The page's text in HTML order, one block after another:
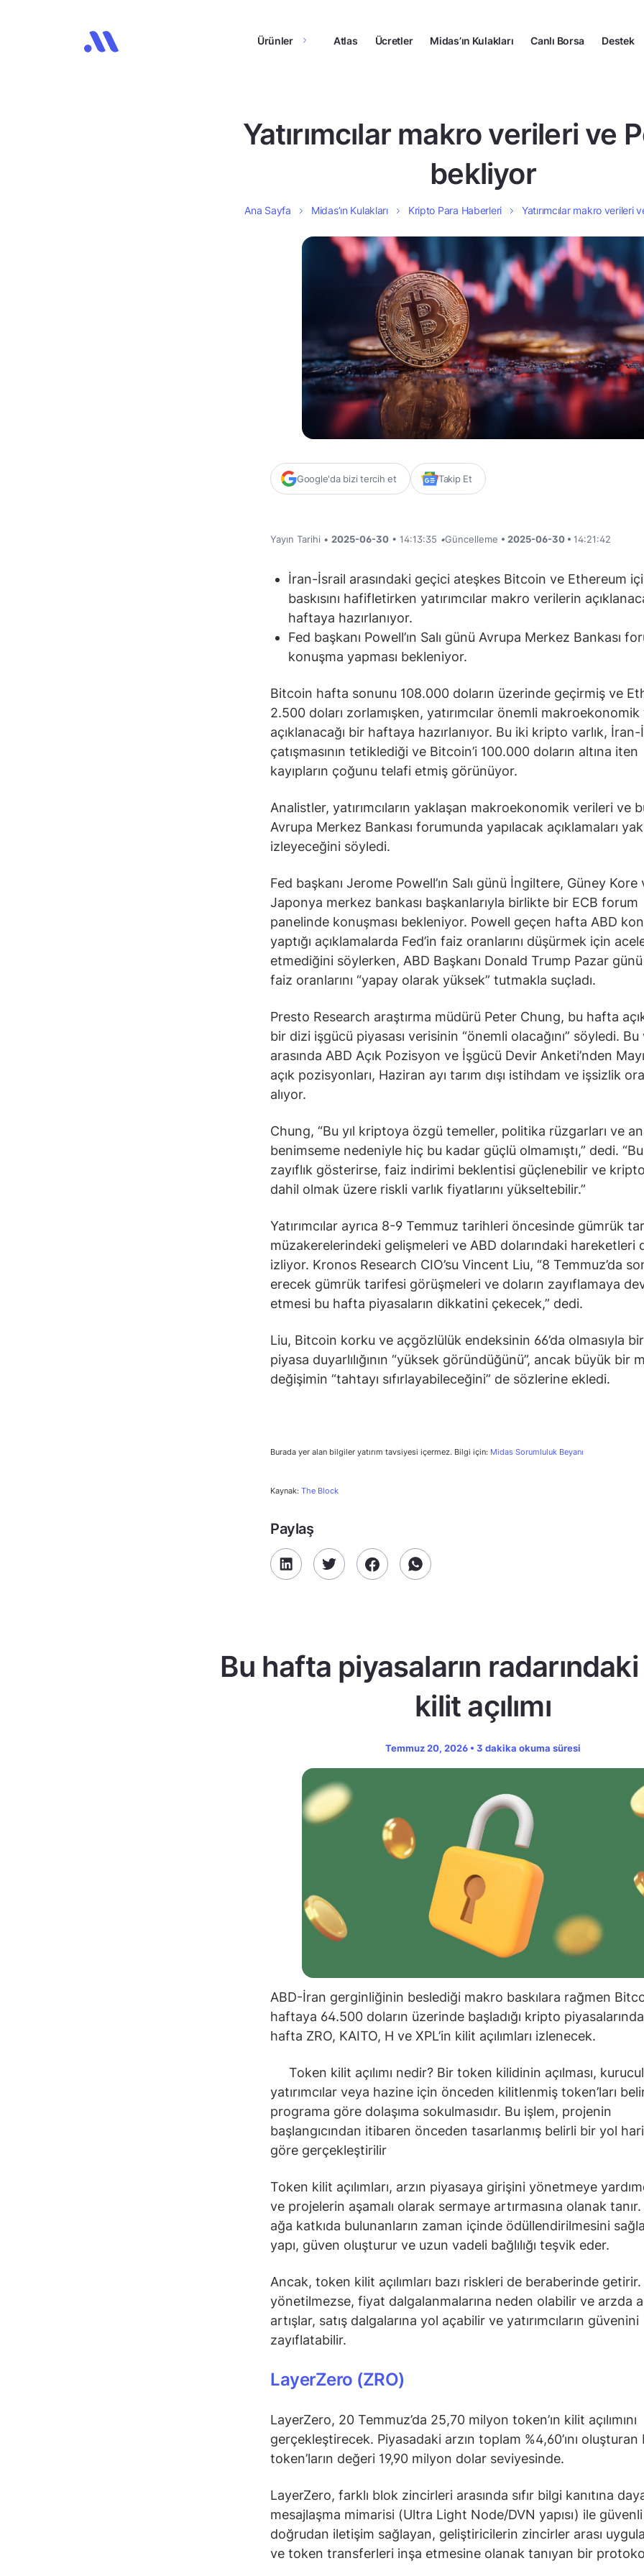
Ürünler Atlas Ücretler Midas’ın Kulakları Canlı Borsa Destek
Yatırımcılar makro verileri ve
bekliyor
Ana Sayfa Midas’ın Kulakları Kripto Para Haberleri Yatırımcılar makro verileri
Google'da bizi tercih et Takip Et
Yayın Tarihi • 2025-06-30 • 14:13:35 •Güncelleme • 2025-06-30 • 14:21:42
İran-İsrail arasındaki geçici ateşkes Bitcoin ve Ethereum
baskısını hafifletirken yatırımcılar makro verilerin
haftaya hazırlanıyor.
Fed başkanı Powell’ın Salı günü Avrupa Merkez Bankası
konuşma yapması bekleniyor.
Bitcoin hafta sonunu 108.000 doların üzerinde geçirmiş ve
2.500 doları zorlamışken, yatırımcılar önemli
açıklanacağı bir haftaya hazırlanıyor. Bu iki kripto varlık, İran-
çatışmasının tetiklediği ve Bitcoin’i 100.000 doların altına iten
kayıpların çoğunu telafi etmiş görünüyor.
Analistler, yatırımcıların yaklaşan makroekonomik verileri ve
Avrupa Merkez Bankası forumunda yapılacak açıklamaları
izleyeceğini söyledi.
Fed başkanı Jerome Powell’ın Salı günü İngiltere, Güney Kore
Japonya merkez bankası başkanlarıyla birlikte bir ECB forum
panelinde konuşması bekleniyor. Powell geçen hafta ABD
yaptığı açıklamalarda Fed’in faiz oranlarını düşürmek için
etmediğini söylerken, ABD Başkanı Donald Trump Pazar günü
faiz oranlarını “yapay olarak yüksek” tutmakla suçladı.
Presto Research araştırma müdürü Peter Chung, bu hafta
bir dizi işgücü piyasası verisinin “önemli olacağını” söyledi.
arasında ABD Açık Pozisyon ve İşgücü Devir Anketi’nden
açık pozisyonları, Haziran ayı tarım dışı istihdam ve işsizlik
alıyor.
Chung, “Bu yıl kriptoya özgü temeller, politika rüzgarları ve
benimseme nedeniyle hiç bu kadar güçlü olmamıştı,” dedi.
zayıflık gösterirse, faiz indirimi beklentisi güçlenebilir ve
dahil olmak üzere riskli varlık fiyatlarını yükseltebilir.”
Yatırımcılar ayrıca 8-9 Temmuz tarihleri öncesinde gümrük
müzakerelerindeki gelişmeleri ve ABD dolarındaki hareketleri
izliyor. Kronos Research CIO’su Vincent Liu, “8 Temmuz’da
erecek gümrük tarifesi görüşmeleri ve doların zayıflamaya
etmesi bu hafta piyasaların dikkatini çekecek,” dedi.
Liu, Bitcoin korku ve açgözlülük endeksinin 66’da olmasıyla
piyasa duyarlılığının “yüksek göründüğünü”, ancak büyük bir
değişimin “tahtayı sıfırlayabileceğini” de sözlerine ekledi.
Burada yer alan bilgiler yatırım tavsiyesi içermez. Bilgi için: Midas Sorumluluk Beyanı
Kaynak: The Block
Paylaş
Bu hafta piyasaların
kilit açılımı
Temmuz 20, 2026 • 3 dakika okuma süresi
ABD-İran gerginliğinin beslediği makro baskılara rağmen
haftaya 64.500 doların üzerinde başladığı kripto
hafta ZRO, KAITO, H ve XPL’in kilit açılımları izlenecek.
Token kilit açılımı nedir? Bir token kilidinin açılması,
yatırımcılar veya hazine için önceden kilitlenmiş token’ları
programa göre dolaşıma sokulmasıdır. Bu işlem, projenin
başlangıcından itibaren önceden tasarlanmış belirli bir yol
göre gerçekleştirilir
Token kilit açılımları, arzın piyasaya girişini yönetmeye
ve projelerin aşamalı olarak sermaye artırmasına olanak tanır.
ağa katkıda bulunanların zaman içinde ödüllendirilmesini
yapı, güven oluşturur ve uzun vadeli bağlılığı teşvik eder.
Ancak, token kilit açılımları bazı riskleri de beraberinde
yönetilmezse, fiyat dalgalanmalarına neden olabilir ve arzda
artışlar, satış dalgalarına yol açabilir ve yatırımcıların güvenini
zayıflatabilir.
LayerZero (ZRO)
LayerZero, 20 Temmuz’da 25,70 milyon token’ın kilit açılımını
gerçekleştirecek. Piyasadaki arzın toplam %4,60’ını oluşturan
token’ların değeri 19,90 milyon dolar seviyesinde.
LayerZero, farklı blok zincirleri arasında sıfır bilgi kanıtına
mesajlaşma mimarisi (Ultra Light Node/DVN yapısı) ile
doğrudan iletişim sağlayan, geliştiricilerin zincirler arası
ve token transferleri inşa etmesine olanak tanıyan bir